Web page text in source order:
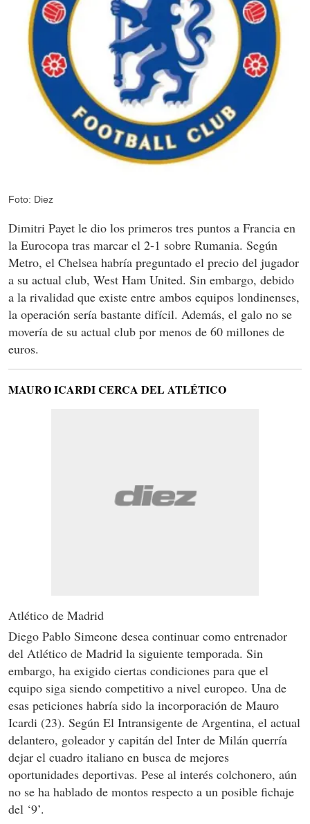
Foto: Diez
Dimitri Payet le dio los primeros tres puntos a Francia en
la Eurocopa tras marcar el 2-1 sobre Rumania. Según
Metro, el Chelsea habría preguntado el precio del jugador
a su actual club, West Ham United. Sin embargo, debido
a la rivalidad que existe entre ambos equipos londinenses,
la operación sería bastante difícil. Además, el galo no se
movería de su actual club por menos de 60 millones de
euros.
MAURO ICARDI CERCA DEL ATLÉTICO
Atlético de Madrid
Diego Pablo Simeone desea continuar como entrenador
del Atlético de Madrid la siguiente temporada. Sin
embargo, ha exigido ciertas condiciones para que el
equipo siga siendo competitivo a nivel europeo. Una de
esas peticiones habría sido la incorporación de Mauro
Icardi (23). Según El Intransigente de Argentina, el actual
delantero, goleador y capitán del Inter de Milán querría
dejar el cuadro italiano en busca de mejores
oportunidades deportivas. Pese al interés colchonero, aún
no se ha hablado de montos respecto a un posible fichaje
del ‘9’.